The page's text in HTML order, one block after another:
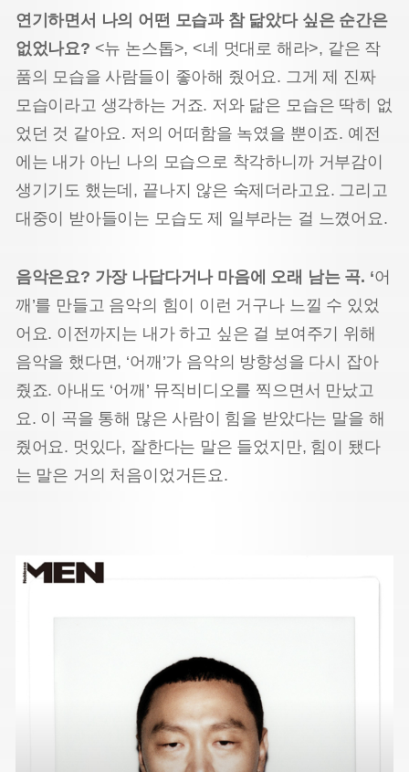
연기하면서 나의 어떤 모습과 참 닮았다 싶은 순간은
없었나요? <뉴 논스톱>, <네 멋대로 해라>, 같은 작
품의 모습을 사람들이 좋아해 줬어요. 그게 제 진짜
모습이라고 생각하는 거죠. 저와 닮은 모습은 딱히 없
었던 것 같아요. 저의 어떠함을 녹였을 뿐이죠. 예전
에는 내가 아닌 나의 모습으로 착각하니까 거부감이
생기기도 했는데, 끝나지 않은 숙제더라고요. 그리고
대중이 받아들이는 모습도 제 일부라는 걸 느꼈어요.
음악은요? 가장 나답다거나 마음에 오래 남는 곡. ‘어
깨’를 만들고 음악의 힘이 이런 거구나 느낄 수 있었
어요. 이전까지는 내가 하고 싶은 걸 보여주기 위해
음악을 했다면, ‘어깨’가 음악의 방향성을 다시 잡아
줬죠. 아내도 ‘어깨’ 뮤직비디오를 찍으면서 만났고
요. 이 곡을 통해 많은 사람이 힘을 받았다는 말을 해
줬어요. 멋있다, 잘한다는 말은 들었지만, 힘이 됐다
는 말은 거의 처음이었거든요.